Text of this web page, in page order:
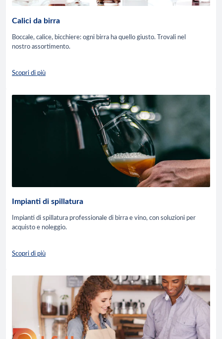
Calici da birra
Boccale, calice, bicchiere: ogni birra ha quello giusto. Trovali nel
nostro assortimento.
Scopri di più
Impianti di spillatura
Impianti di spillatura professionale di birra e vino, con soluzioni per
acquisto e noleggio.
Scopri di più